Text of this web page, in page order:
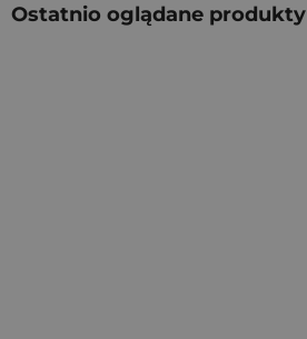
Ostatnio oglądane produkty